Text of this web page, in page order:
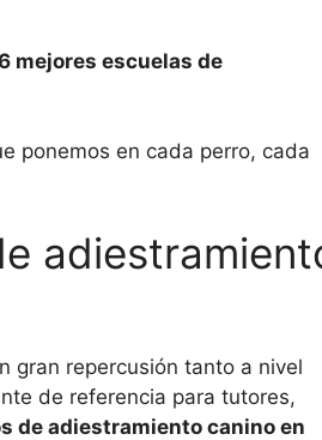
mejores escuelas de
ponemos en cada perro, cada
gran repercusión tanto a nivel
de referencia para tutores,
de adiestramiento canino en